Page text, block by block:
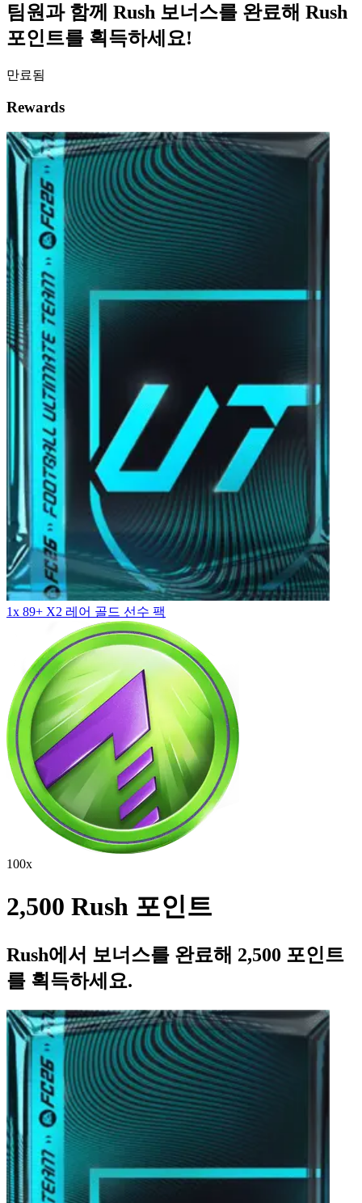
팀원과 함께 Rush 보너스를 완료해 Rush
포인트를 획득하세요!
만료됨
Rewards
1x 89+ X2 레어 골드 선수 팩
100x
2,500 Rush 포인트
Rush에서 보너스를 완료해 2,500 포인트
를 획득하세요.